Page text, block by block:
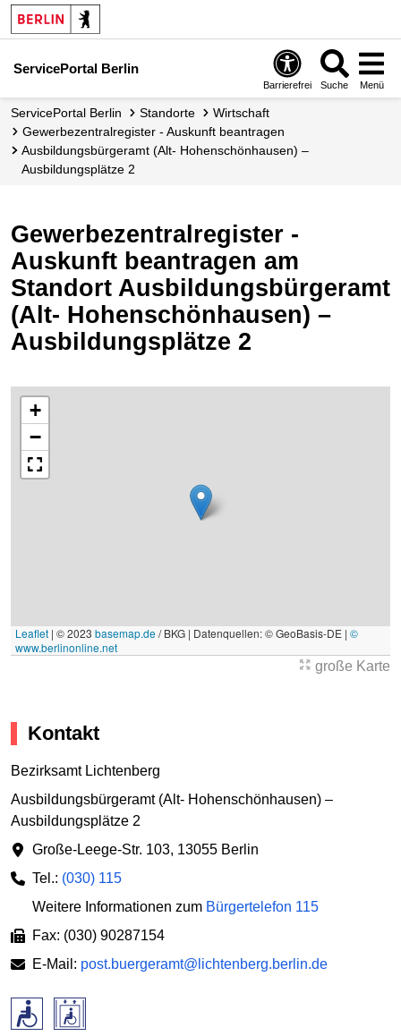
ServicePortal Berlin
Barrierefrei Suche Menü
ServicePortal Berlin Standorte
Wirtschaft
Gewerbezentralregister - Auskunft beantragen
Ausbildungsbürgeramt (Alt- Hohenschönhausen) –
Ausbildungsplätze 2
Gewerbezentralregister -
Auskunft beantragen am
Standort Ausbildungsbürgeramt
(Alt- Hohenschönhausen) –
Ausbildungsplätze 2
+
−
Leaflet | © 2023 basemap.de/ BKG | Datenquellen: © GeoBasis-DE | ©
www.berlinonline.net
große Karte
Kontakt
Bezirksamt Lichtenberg
Ausbildungsbürgeramt (Alt- Hohenschönhausen) –
Ausbildungsplätze 2
Große-Leege-Str. 103, 13055 Berlin
Tel.: (030) 115
Weitere Informationen zum Bürgertelefon 115
Fax: (030) 90287154
E-Mail: post.buergeramt@lichtenberg.berlin.de